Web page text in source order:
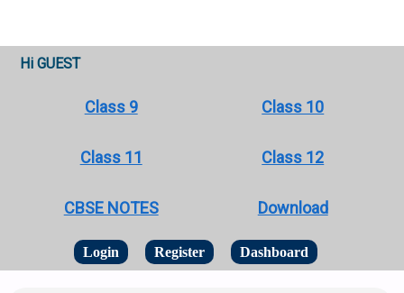
Hi GUEST
Class 9 Class 10
Class 11 Class 12
CBSE NOTES Download
Login Register Dashboard